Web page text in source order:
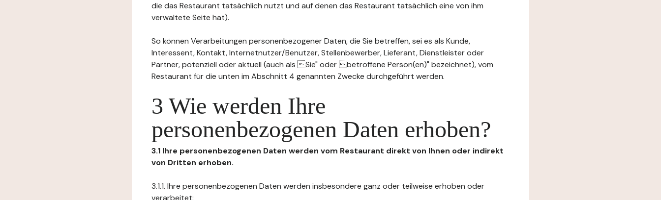
die das Restaurant tatsächlich nutzt und auf denen das Restaurant tatsächlich eine von ihm
verwaltete Seite hat).
So können Verarbeitungen personenbezogener Daten, die Sie betreffen, sei es als Kunde,
Interessent, Kontakt, Internetnutzer/Benutzer, Stellenbewerber, Lieferant, Dienstleister oder
Partner, potenziell oder aktuell (auch als Sie" oder betroffene Person(en)" bezeichnet), vom
Restaurant für die unten im Abschnitt 4 genannten Zwecke durchgeführt werden.
3 Wie werden Ihre
personenbezogenen Daten erhoben?
3.1 Ihre personenbezogenen Daten werden vom Restaurant direkt von Ihnen oder indirekt
von Dritten erhoben.
3.1.1. Ihre personenbezogenen Daten werden insbesondere ganz oder teilweise erhoben oder
verarbeitet: